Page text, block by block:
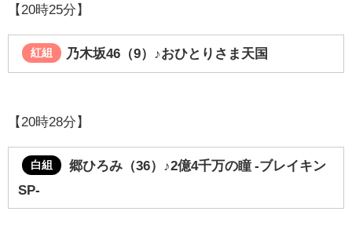
【20時25分】
紅組 乃木坂46（9） ♪おひとりさま天国
【20時28分】
白組
郷ひろみ（36）♪2億4千万の瞳 -ブレイキン
SP-